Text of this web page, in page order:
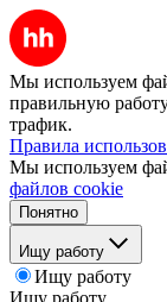
Мы используем
правильную
трафик.
Правила
Мы используем
файлов cookie
Понятно
Ищу работу
Ищу работу
Ищу работу